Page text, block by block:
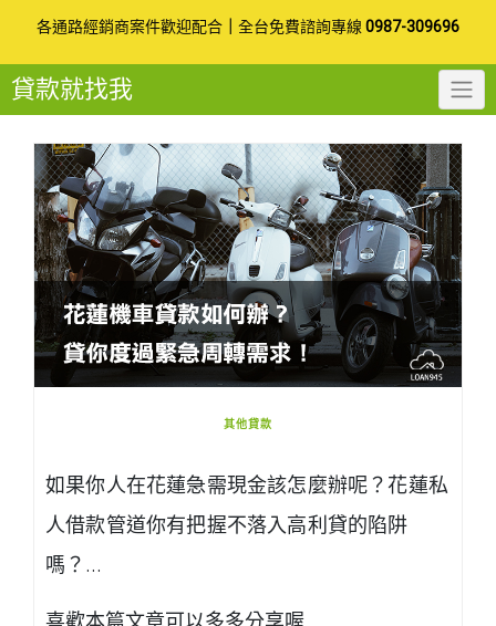
to
content
各通路經銷商案件歡迎配合 全台免費諮詢專線 0987-309696
貸款就找我
其他貸款
如果你人在花蓮急需現金該怎麼辦呢？花蓮私
人借款管道你有把握不落入高利貸的陷阱
嗎？…